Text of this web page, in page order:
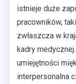
istnieje duże
pracowników,
zwłaszcza w
kadry
umiejętności
interpersonalna